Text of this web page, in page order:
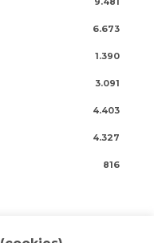
6.673
1.390
3.091
4.403
4.327
816